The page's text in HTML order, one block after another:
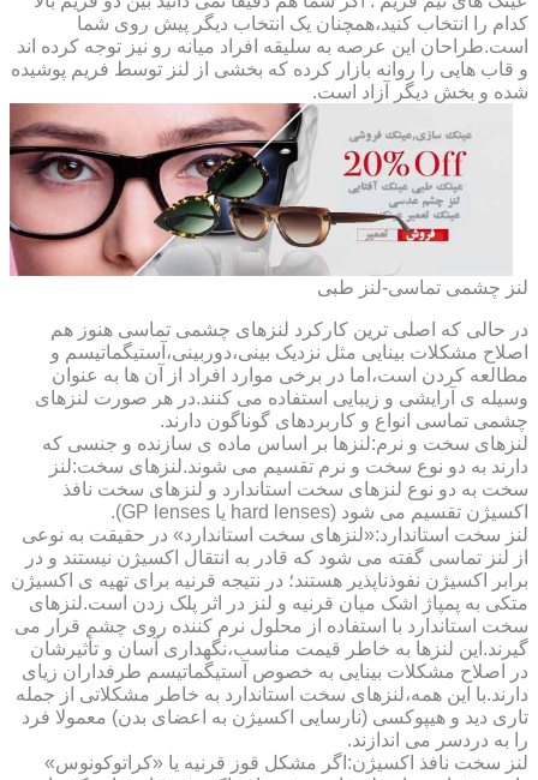
کدام را انتخاب کنید،همچنان یک انتخاب دیگر پیش روی شما
است.طراحان این عرصه به سلیقه افراد میانه رو نیز توجه کرده اند
و قاب هایی را روانه بازار کرده که بخشی از لنز توسط فریم پوشیده
شده و بخش دیگر آزاد است.
لنز چشمی تماسی-لنز طبی
در حالی که اصلی ترین کارکرد لنزهای چشمی تماسی هنوز هم
اصلاح مشکلات بینایی مثل نزدیک بینی،دوربینی،آستیگماتیسم و
مطالعه کردن است،اما در برخی موارد افراد از آن ها به عنوان
وسیله ی آرایشی و زیبایی استفاده می کنند.در هر صورت لنزهای
چشمی تماسی انواع و کاربردهای گوناگون دارند.
لنزهای سخت و نرم:لنزها بر اساس ماده ی سازنده و جنسی که
دارند به دو نوع سخت و نرم تقسیم می شوند.لنزهای سخت:لنز
سخت به دو نوع لنزهای سخت استاندارد و لنزهای سخت نافذ
اکسیژن تقسیم می شود (hard lenses یا GP lenses).
لنز سخت استاندارد:«لنزهای سخت استاندارد» در حقیقت به نوعی
از لنز تماسی گفته می شود که قادر به انتقال اکسیژن نیستند و در
برابر اکسیژن نفوذناپذیر هستند؛ در نتیجه قرنیه برای تهیه ی اکسیژن
متکی به پمپاژ اشک میان قرنیه و لنز در اثر پلک زدن است.لنزهای
سخت استاندارد با استفاده از محلول نرم کننده روی چشم قرار می
گیرند.این لنزها به خاطر قیمت مناسب،نگهداری آسان و تأثیرشان
در اصلاح مشکلات بینایی به خصوص آستیگماتیسم طرفداران زیای
دارند.با این همه،لنزهای سخت استاندارد به خاطر مشکلاتی از جمله
تاری دید و هیپوکسی (نارسایی اکسیژن به اعضای بدن) معمولا فرد
را به دردسر می اندازند.
لنز سخت نافذ اکسیژن:اگر مشکل قوز قرنیه یا «کراتوکونوس»